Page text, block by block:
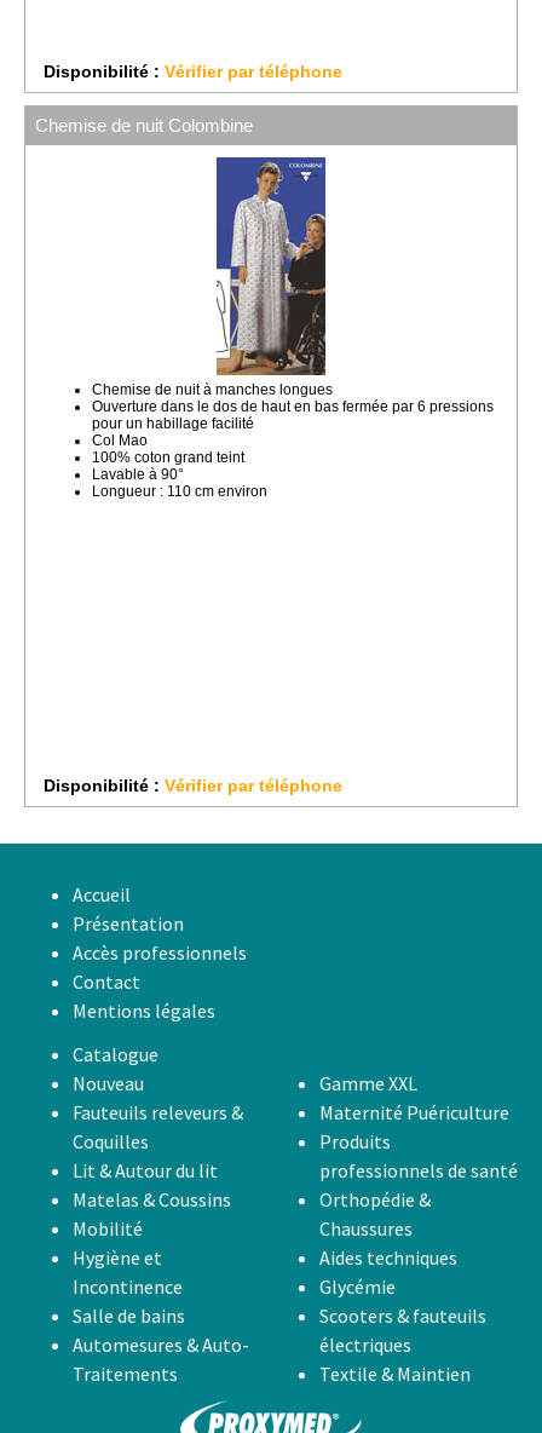
Disponibilité : Vérifier par téléphone
Chemise de nuit Colombine
Chemise de nuit à manches longues
Ouverture dans le dos de haut en bas fermée par 6 pressions
pour un habillage facilité
Col Mao
100% coton grand teint
Lavable à 90°
Longueur : 110 cm environ
Disponibilité : Vérifier par téléphone
Accueil
Présentation
Accès professionnels
Contact
Mentions légales
Catalogue
Nouveau
Fauteuils releveurs &
Coquilles
Lit & Autour du lit
Matelas & Coussins
Mobilité
Hygiène et
Incontinence
Salle de bains
Automesures & Auto-
Traitements
Gamme XXL
Maternité Puériculture
Produits
professionnels de santé
Orthopédie &
Chaussures
Aides techniques
Glycémie
Scooters & fauteuils
électriques
Textile & Maintien